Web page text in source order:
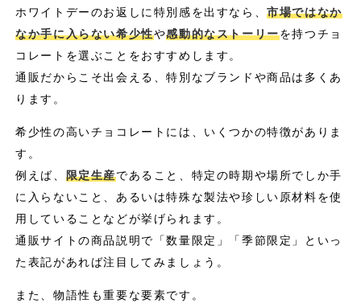
ホワイトデーのお返しに特別感を出すなら、市場ではなか
なか手に入らない希少性や感動的なストーリーを持つチョ
コレートを選ぶことをおすすめします。
通販だからこそ出会える、特別なブランドや商品は多くあ
ります。
希少性の高いチョコレートには、いくつかの特徴がありま
す。
例えば、 限定生産であること、特定の時期や場所でしか手
に入らないこと、あるいは特殊な製法や珍しい原材料を使
用していることなどが挙げられます。
通販サイトの商品説明で「数量限定」「季節限定」といっ
た表記があれば注目してみましょう。
また、物語性も重要な要素です。